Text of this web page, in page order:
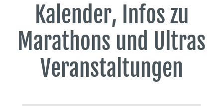
Kalender, Infos zu
Marathons und Ultras
Veranstaltungen